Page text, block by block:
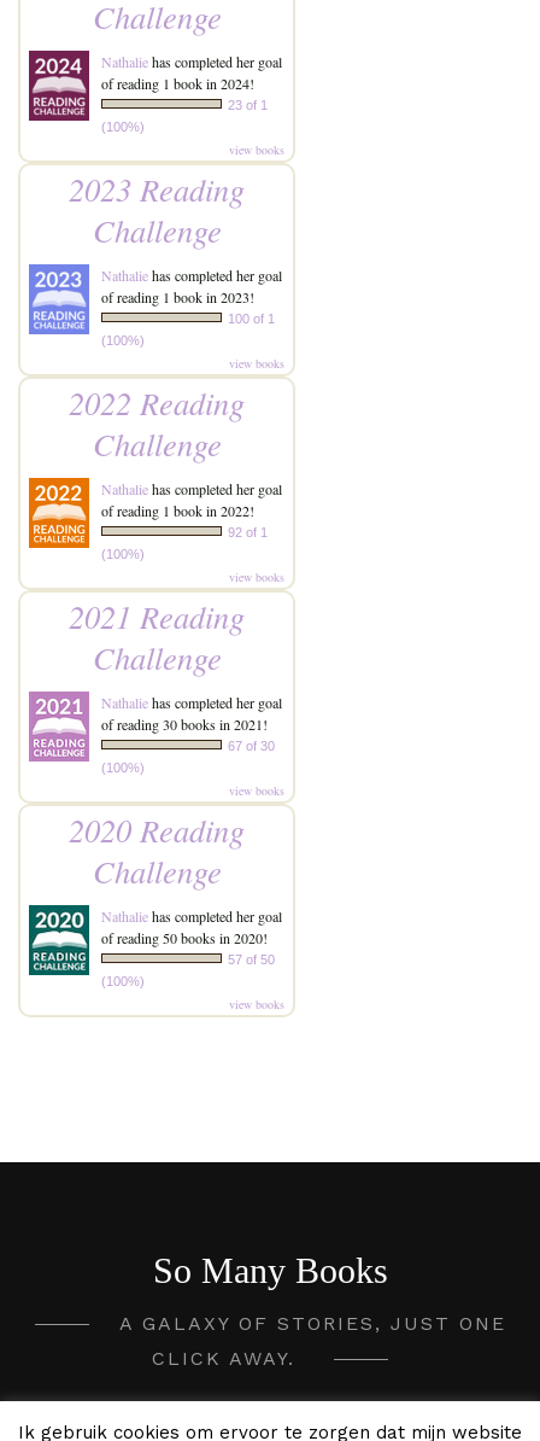
Challenge
Nathaliehas completed her goal
of reading 1 book in 2024!
23 of 1
(100%)
view books
2023 Reading
Challenge
Nathaliehas completed her goal
of reading 1 book in 2023!
100 of 1
(100%)
view books
2022 Reading
Challenge
Nathaliehas completed her goal
of reading 1 book in 2022!
92 of 1
(100%)
view books
2021 Reading
Challenge
Nathaliehas completed her goal
of reading 30 books in 2021!
67 of 30
(100%)
view books
2020 Reading
Challenge
Nathaliehas completed her goal
of reading 50 books in 2020!
57 of 50
(100%)
view books
So Many Books
A GALAXY OF STORIES, JUST ONE
CLICK AWAY.
2020 - 2026 So Many Books ©
Ik gebruik cookies om ervoor te zorgen dat mijn website